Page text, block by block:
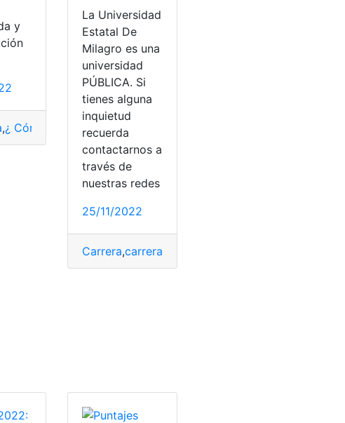
y
,¿ Cómo saber?,¿cómo lo hago?
La Universidad
Estatal De
Milagro es una
universidad
PÚBLICA. Si
tienes alguna
inquietud
recuerda
contactarnos a
través de
nuestras redes
25/11/2022
Carrera,carreras